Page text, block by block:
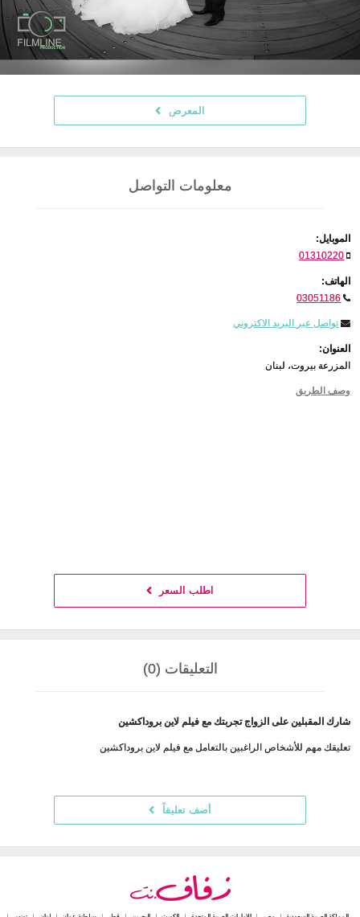
المعرض
معلومات التواصل
الموبايل:
01310220
الهاتف:
03051186
تواصل عبر البريد الاكتروني
العنوان:
المزرعة بيروت، لبنان
وصف الطريق
اطلب السعر
التعليقات (0)
شارك المقبلين على الزواج تجربتك مع فيلم لاين بروداكشين
تعليقك مهم للأشخاص الراغبين بالتعامل مع فيلم لاين بروداكشين
أضف تعليقاً